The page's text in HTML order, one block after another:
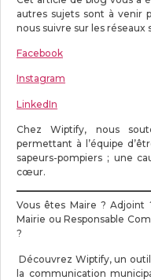
autres sujets sont à venir
nous suivre sur les réseaux
Facebook
Instagram
LinkedIn
Chez Wiptify, nous
permettant à l’équipe
sapeurs-pompiers ; une
cœur.
Vous êtes Maire ? Adjoint
Mairie ou Responsable
?
Découvrez Wiptify, un
la communication